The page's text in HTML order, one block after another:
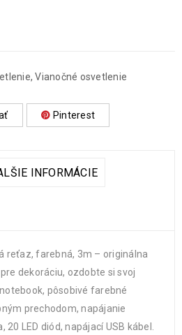
,Vianočné osvetlenie
Pinterest
INFORMÁCIE
reťaz, farebná, 3m – originálna
pre dekoráciu, ozdobte si svoj
pôsobivé farebné
prechodom, napájanie
LED diód, napájací USB kábel.